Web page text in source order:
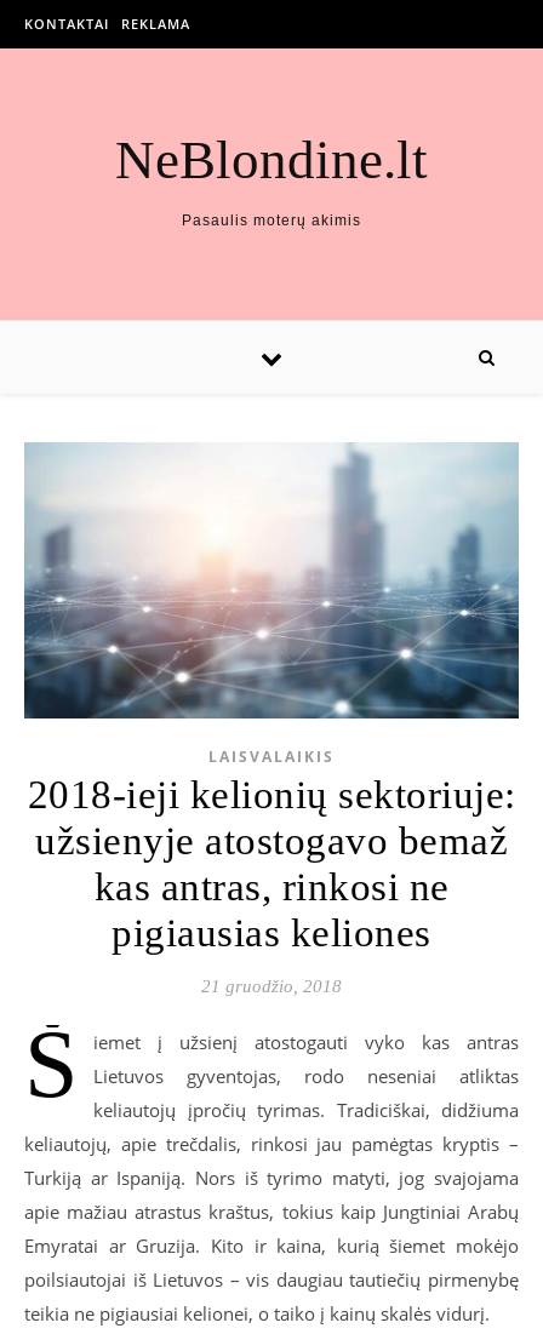
KONTAKTAI REKLAMA
NeBlondine.lt
Pasaulis moterų akimis
LAISVALAIKIS
2018-ieji kelionių sektoriuje:
užsienyje atostogavo bemaž
kas antras, rinkosi ne
pigiausias keliones
21 gruodžio, 2018
Š
iemet į užsienį atostogauti vyko kas antras
Lietuvos gyventojas, rodo neseniai atliktas
keliautojų įpročių tyrimas. Tradiciškai, didžiuma
keliautojų, apie trečdalis, rinkosi jau pamėgtas kryptis –
Turkiją ar Ispaniją. Nors iš tyrimo matyti, jog svajojama
apie mažiau atrastus kraštus, tokius kaip Jungtiniai Arabų
Emyratai ar Gruzija. Kito ir kaina, kurią šiemet mokėjo
poilsiautojai iš Lietuvos – vis daugiau tautiečių pirmenybę
teikia ne pigiausiai kelionei, o taiko į kainų skalės vidurį.